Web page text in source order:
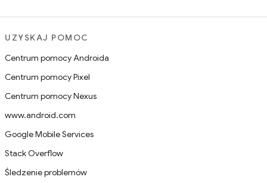
UZYSKAJ POMOC
Centrum pomocy Androida
Centrum pomocy Pixel
Centrum pomocy Nexus
www.android.com
Google Mobile Services
Stack Overflow
Śledzenie problemów